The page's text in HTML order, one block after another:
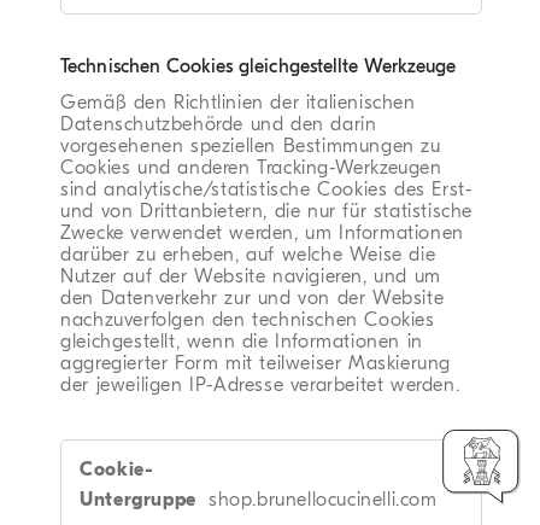
Technischen Cookies gleichgestellte Werkzeuge
Gemäß den Richtlinien der italienischen
Datenschutzbehörde und den darin
vorgesehenen speziellen Bestimmungen zu
Cookies und anderen Tracking-Werkzeugen
sind analytische/statistische Cookies des Erst-
und von Drittanbietern, die nur für statistische
Zwecke verwendet werden, um Informationen
darüber zu erheben, auf welche Weise die
Nutzer auf der Website navigieren, und um
den Datenverkehr zur und von der Website
nachzuverfolgen den technischen Cookies
gleichgestellt, wenn die Informationen in
aggregierter Form mit teilweiser Maskierung
der jeweiligen IP-Adresse verarbeitet werden.
Technischen
Cookies
gleichgestellte
Werkzeuge
shop.brunellocucinelli.com